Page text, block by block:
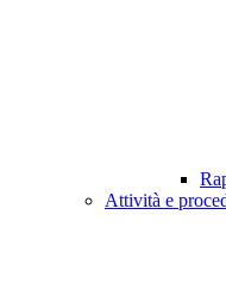
Attività e